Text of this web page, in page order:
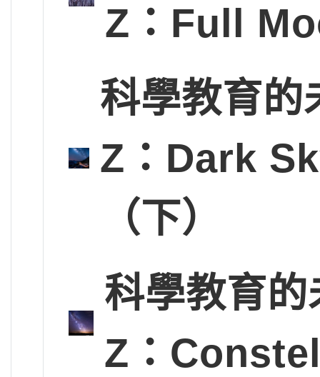
Z：Full
科學教育的
Z：Dark
（下）
科學教育
Z：